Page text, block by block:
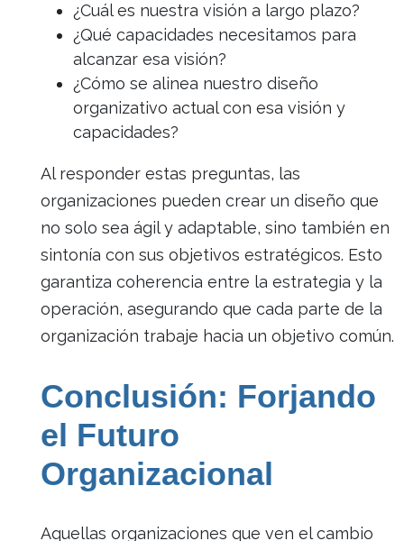
¿Cuál es nuestra visión a largo plazo?
¿Qué capacidades necesitamos para
alcanzar esa visión?
¿Cómo se alinea nuestro diseño
organizativo actual con esa visión y
capacidades?
Al responder estas preguntas, las
organizaciones pueden crear un diseño que
no solo sea ágil y adaptable, sino también en
sintonía con sus objetivos estratégicos. Esto
garantiza coherencia entre la estrategia y la
operación, asegurando que cada parte de la
organización trabaje hacia un objetivo común.
Conclusión: Forjando
el Futuro
Organizacional
Aquellas organizaciones que ven el cambio